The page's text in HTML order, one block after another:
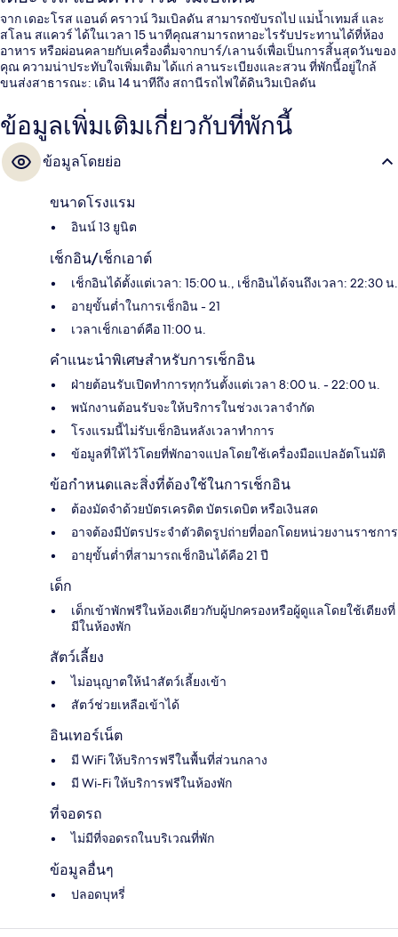
จาก เดอะโรส แอนด์ คราวน์ วิมเบิลดัน สามารถขับรถไป แม่น้ำเทมส์ และ
สโลน สแควร์ ได้ในเวลา 15 นาทีคุณสามารถหาอะไรรับประทานได้ที่ห้อง
อาหาร หรือผ่อนคลายกับเครื่องดื่มจากบาร์/เลานจ์เพื่อเป็นการสิ้นสุดวันของ
คุณ ความน่าประทับใจเพิ่มเติม ได้แก่ ลานระเบียงและสวน ที่พักนี้อยู่ใกล้
ขนส่งสาธารณะ: เดิน 14 นาทีถึง สถานีรถไฟใต้ดินวิมเบิลดัน
ข้อมูลเพิ่มเติมเกี่ยวกับที่พักนี้
ข้อมูลโดยย่อ
ขนาดโรงแรม
อินน์ 13 ยูนิต
เช็กอิน/เช็กเอาต์
เช็กอินได้ตั้งแต่เวลา: 15:00 น., เช็กอินได้จนถึงเวลา: 22:30 น.
อายุขั้นต่ำในการเช็กอิน - 21
เวลาเช็กเอาต์คือ 11:00 น.
คำแนะนำพิเศษสำหรับการเช็กอิน
ฝ่ายต้อนรับเปิดทำการทุกวันตั้งแต่เวลา 8:00 น. - 22:00 น.
พนักงานต้อนรับจะให้บริการในช่วงเวลาจำกัด
โรงแรมนี้ไม่รับเช็กอินหลังเวลาทำการ
ข้อมูลที่ให้ไว้โดยที่พักอาจแปลโดยใช้เครื่องมือแปลอัตโนมัติ
ข้อกำหนดและสิ่งที่ต้องใช้ในการเช็กอิน
ต้องมัดจำด้วยบัตรเครดิต บัตรเดบิต หรือเงินสด
อาจต้องมีบัตรประจำตัวติดรูปถ่ายที่ออกโดยหน่วยงานราชการ
อายุขั้นต่ำที่สามารถเช็กอินได้คือ 21 ปี
เด็ก
เด็กเข้าพักฟรีในห้องเดียวกับผู้ปกครองหรือผู้ดูแลโดยใช้เตียงที่
มีในห้องพัก
สัตว์เลี้ยง
ไม่อนุญาตให้นำสัตว์เลี้ยงเข้า
สัตว์ช่วยเหลือเข้าได้
อินเทอร์เน็ต
มี WiFi ให้บริการฟรีในพื้นที่ส่วนกลาง
มี Wi-Fi ให้บริการฟรีในห้องพัก
ที่จอดรถ
ไม่มีที่จอดรถในบริเวณที่พัก
ข้อมูลอื่นๆ
ปลอดบุหรี่